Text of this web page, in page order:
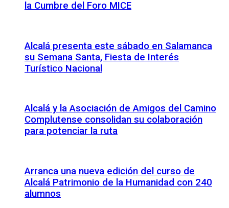
la Cumbre del Foro MICE
Alcalá presenta este sábado en Salamanca
su Semana Santa, Fiesta de Interés
Turístico Nacional
Alcalá y la Asociación de Amigos del Camino
Complutense consolidan su colaboración
para potenciar la ruta
Arranca una nueva edición del curso de
Alcalá Patrimonio de la Humanidad con 240
alumnos